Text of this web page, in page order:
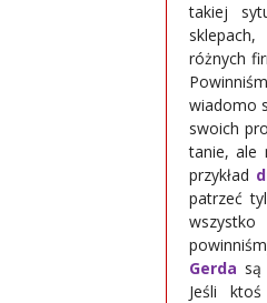
takiej
różnych
wiadomo
swoich
tanie, ale
przykład
patrzeć
Gerda
Jeśli